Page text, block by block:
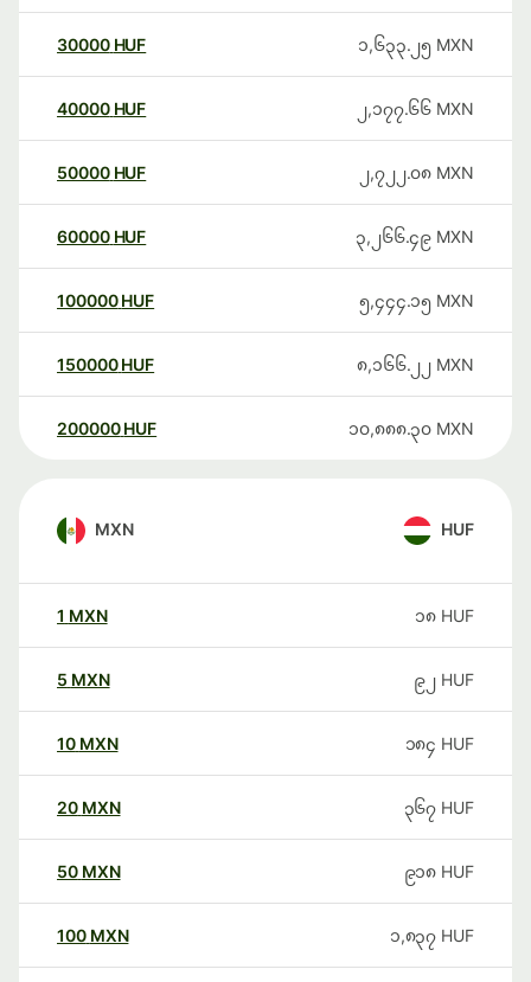
30000 HUF ၁,၆၃၃.၂၅ MXN
40000 HUF ၂,၁၇၇.၆၆ MXN
50000 HUF ၂,၇၂၂.၀၈ MXN
60000 HUF ၃,၂၆၆.၄၉ MXN
100000 HUF ၅,၄၄၄.၁၅ MXN
150000 HUF ၈,၁၆၆.၂၂ MXN
200000 HUF ၁၀,၈၈၈.၃၀ MXN
MXN HUF
1 MXN ၁၈ HUF
5 MXN ၉၂ HUF
10 MXN ၁၈၄ HUF
20 MXN ၃၆၇ HUF
50 MXN ၉၁၈ HUF
100 MXN ၁,၈၃၇ HUF